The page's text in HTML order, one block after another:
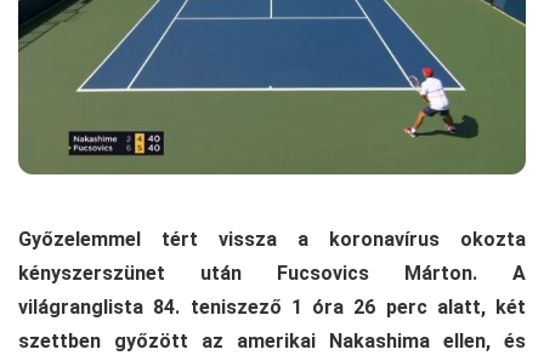
Győzelemmel tért vissza a koronavírus okozta
kényszerszünet után Fucsovics Márton. A
világranglista 84. teniszező 1 óra 26 perc alatt, két
szettben győzött az amerikai Nakashima ellen, és